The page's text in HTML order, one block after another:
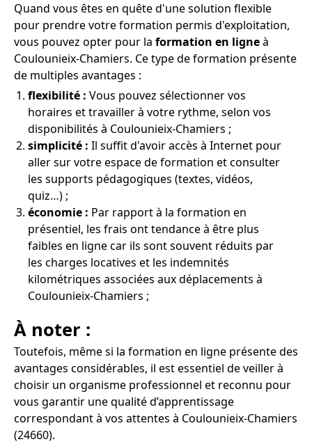
Quand vous êtes en quête d'une solution flexible
pour prendre votre formation permis d'exploitation,
vous pouvez opter pour la formation en ligneà
Coulounieix-Chamiers. Ce type de formation présente
de multiples avantages :
flexibilité : Vous pouvez sélectionner vos
horaires et travailler à votre rythme, selon vos
disponibilités à Coulounieix-Chamiers ;
simplicité : Il suffit d'avoir accès à Internet pour
aller sur votre espace de formation et consulter
les supports pédagogiques (textes, vidéos,
quiz…) ;
économie : Par rapport à la formation en
présentiel, les frais ont tendance à être plus
faibles en ligne car ils sont souvent réduits par
les charges locatives et les indemnités
kilométriques associées aux déplacements à
Coulounieix-Chamiers ;
À noter :
Toutefois, même si la formation en ligne présente des
avantages considérables, il est essentiel de veiller à
choisir un organisme professionnel et reconnu pour
vous garantir une qualité d’apprentissage
correspondant à vos attentes à Coulounieix-Chamiers
(24660).